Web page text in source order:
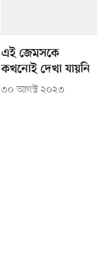
এই জেমসকে
কখনোই দেখা যায়নি
৩০ আগস্ট ২০২৩